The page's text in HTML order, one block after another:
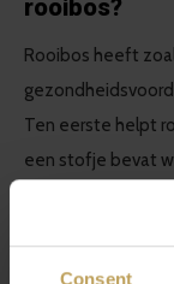
Consent
rooibos?
Rooibos heeft
Ten eerste helpt
een stofje bevat
makkelijker kunt
maag en darm